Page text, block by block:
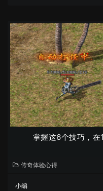
掌握这6个技巧，在
传奇体验心得
小编